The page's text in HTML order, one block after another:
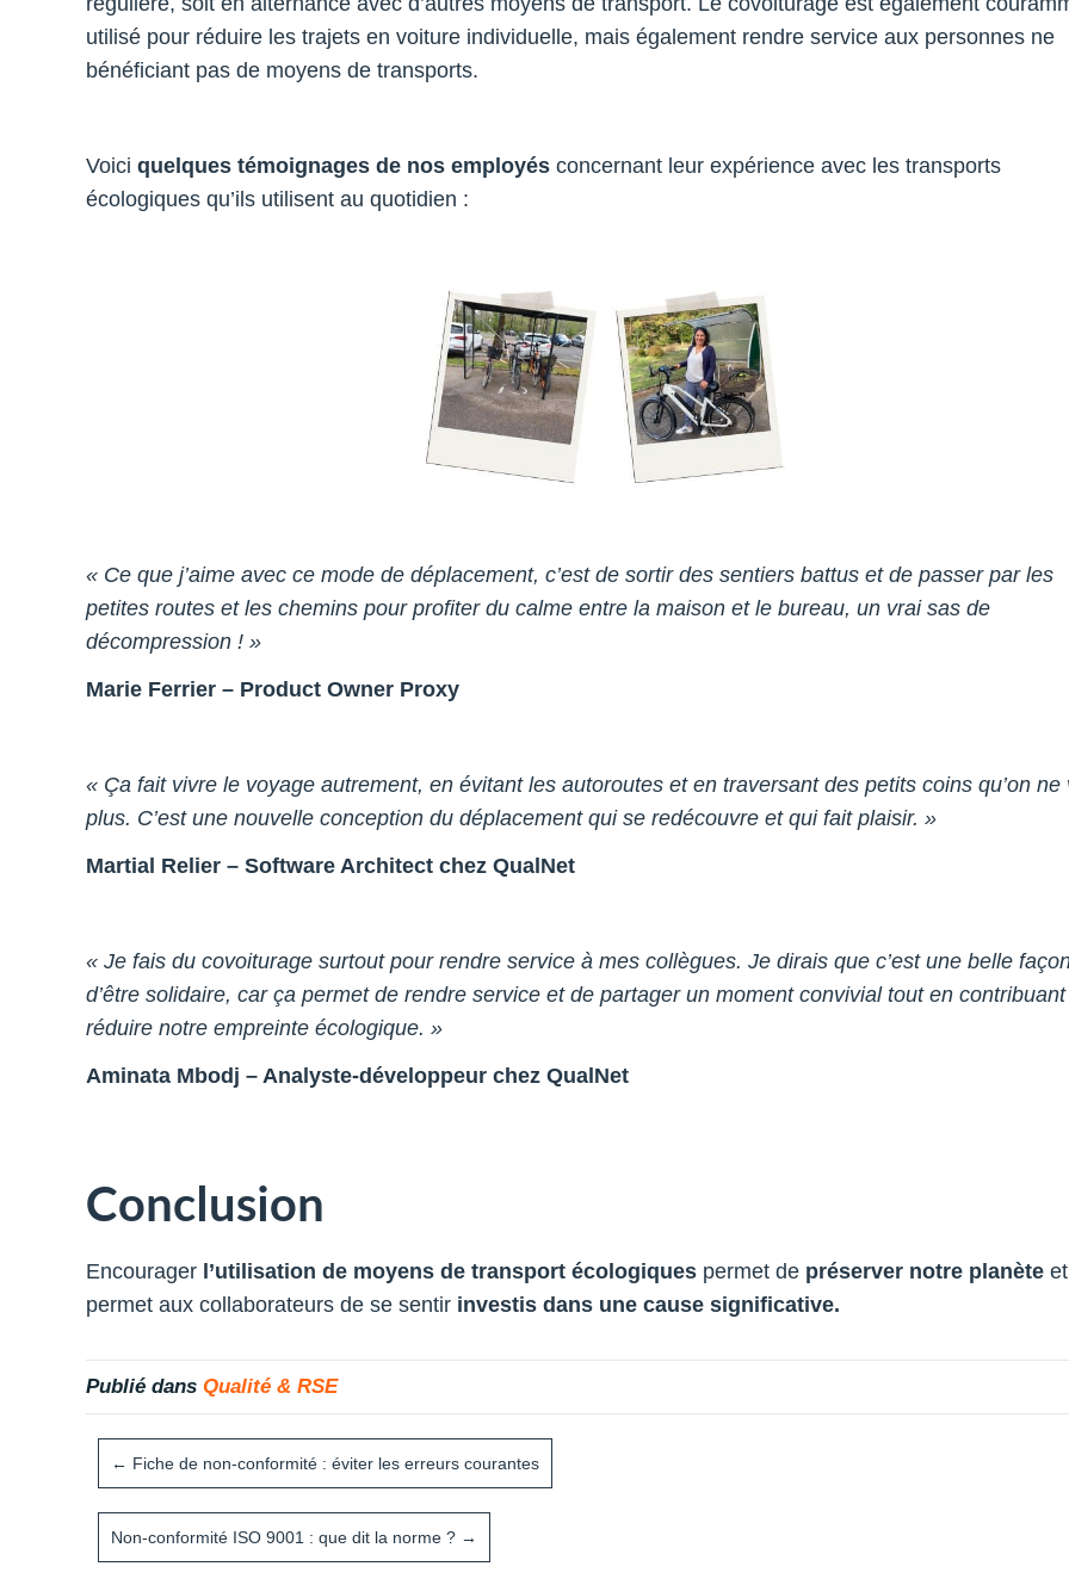
utilisé pour réduire les trajets en voiture individuelle, mais également rendre service aux personnes ne
bénéficiant pas de moyens de transports.
Voici quelques témoignages de nos employés concernant leur expérience avec les transports
écologiques qu’ils utilisent au quotidien :
« Ce que j’aime avec ce mode de déplacement, c’est de sortir des sentiers battus et de passer par les
petites routes et les chemins pour profiter du calme entre la maison et le bureau, un vrai sas de
décompression ! »
Marie Ferrier – Product Owner Proxy
« Ça fait vivre le voyage autrement, en évitant les autoroutes et en traversant des petits coins qu’on ne
plus. C’est une nouvelle conception du déplacement qui se redécouvre et qui fait plaisir. »
Martial Relier – Software Architect chez QualNet
« Je fais du covoiturage surtout pour rendre service à mes collègues. Je dirais que c’est une belle
d’être solidaire, car ça permet de rendre service et de partager un moment convivial tout en
réduire notre empreinte écologique. »
Aminata Mbodj – Analyste-développeur chez QualNet
Conclusion
Encourager l’utilisation de moyens de transport écologiques permet de préserver notre planète et
permet aux collaborateurs de se sentir investis dans une cause significative.
Publié dans Qualité & RSE
← Fiche de non-conformité : éviter les erreurs courantes
Non-conformité ISO 9001 : que dit la norme ? →